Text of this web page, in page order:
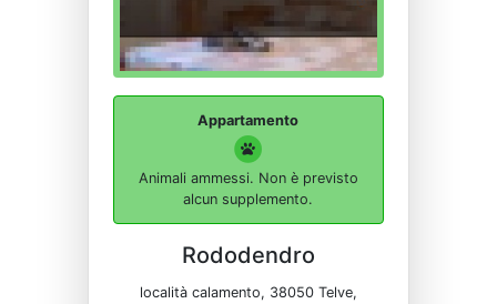
Appartamento
Animali ammessi. Non è previsto
alcun supplemento.
Rododendro
località calamento, 38050 Telve,